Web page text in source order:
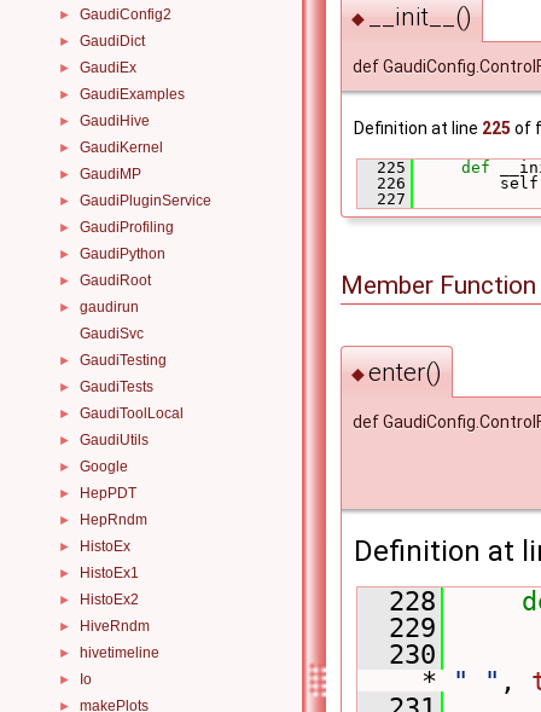
► GaudiConfig2
► GaudiDict
► GaudiEx
► GaudiExamples
► GaudiHive
► GaudiKernel
► GaudiMP
► GaudiPluginService
► GaudiProfiling
► GaudiPython
► GaudiRoot
►
gaudirun
GaudiSvc
► GaudiTesting
► GaudiTests
► GaudiToolLocal
► GaudiUtils
► Google
► HepPDT
► HepRndm
► HistoEx
► HistoEx1
► HistoEx2
► HiveRndm
► hivetimeline
► Io
► makePlots
◆ __init__()
def
Definition at line 225 of
  225
def
  226
  227
Member
◆enter()
def
Definition at
  228
  229
  230
*
" " ,